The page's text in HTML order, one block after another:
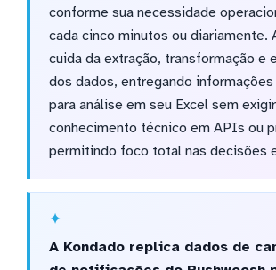
conforme sua necessidade
cada cinco minutos ou diariamente.
cuida da extração, transformação e
dos dados, entregando
para análise em seu Excel sem exigir
conhecimento técnico em APIs ou
permitindo foco total nas decisões
A Kondado replica dados de